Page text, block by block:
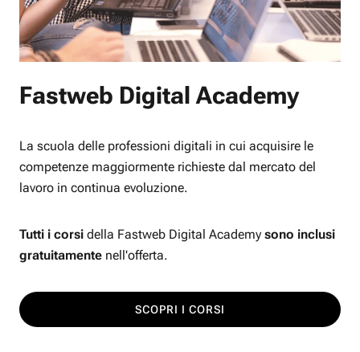
Fastweb Digital Academy
La scuola delle professioni digitali in cui acquisire le
competenze maggiormente richieste dal mercato del
lavoro in continua evoluzione.
Tutti i corsi della Fastweb Digital Academy sono inclusi
gratuitamente nell'offerta.
SCOPRI I CORSI